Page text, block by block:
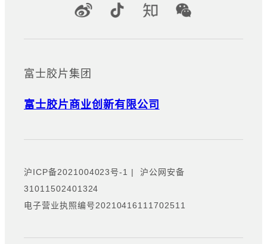
官方社交媒体账号
富士胶片集团
富士胶片商业创新有限公司
沪ICP备2021004023号-1 |沪公网安备
31011502401324
电子营业执照编号20210416111702511